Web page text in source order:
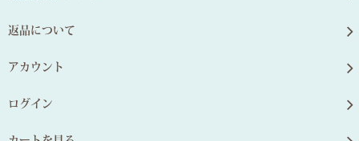
返品について
アカウント
ログイン